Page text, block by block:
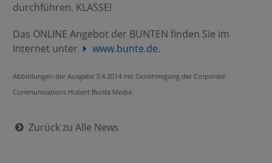
durchführen. KLASSE!
Das ONLINE Angebot der BUNTEN finden Sie im
Internet unter
www.bunte.de.
Abbildungen der Ausgabe 3.4.2014 mit Genehmigung der Corporate
Communications Hubert Burda Media
Zurück zu Alle News